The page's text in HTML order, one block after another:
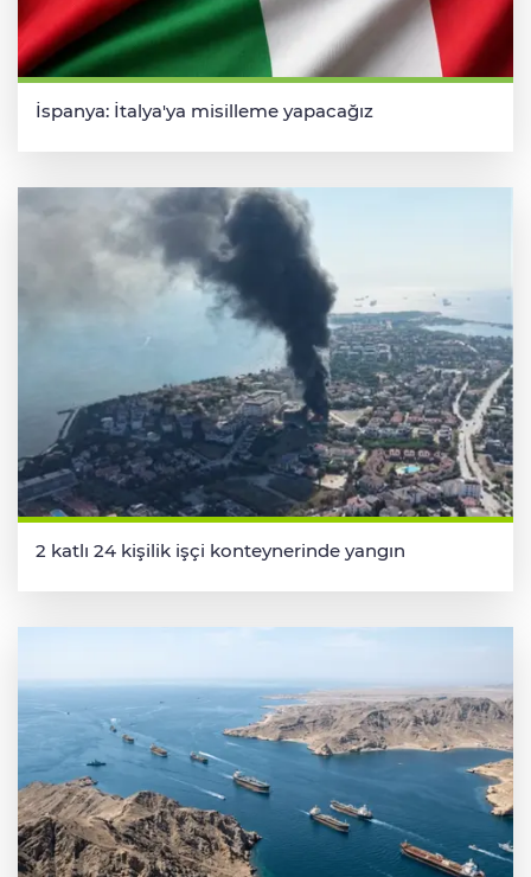
İspanya: İtalya'ya misilleme yapacağız
2 katlı 24 kişilik işçi konteynerinde yangın